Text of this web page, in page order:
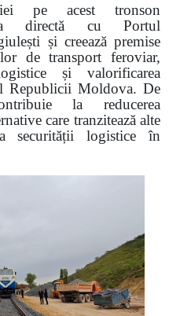
pe acest tronson
directă cu Portul
și creează premise
de transport feroviar,
și valorificarea
Republicii Moldova. De
la reducerea
care tranzitează alte
securității logistice în